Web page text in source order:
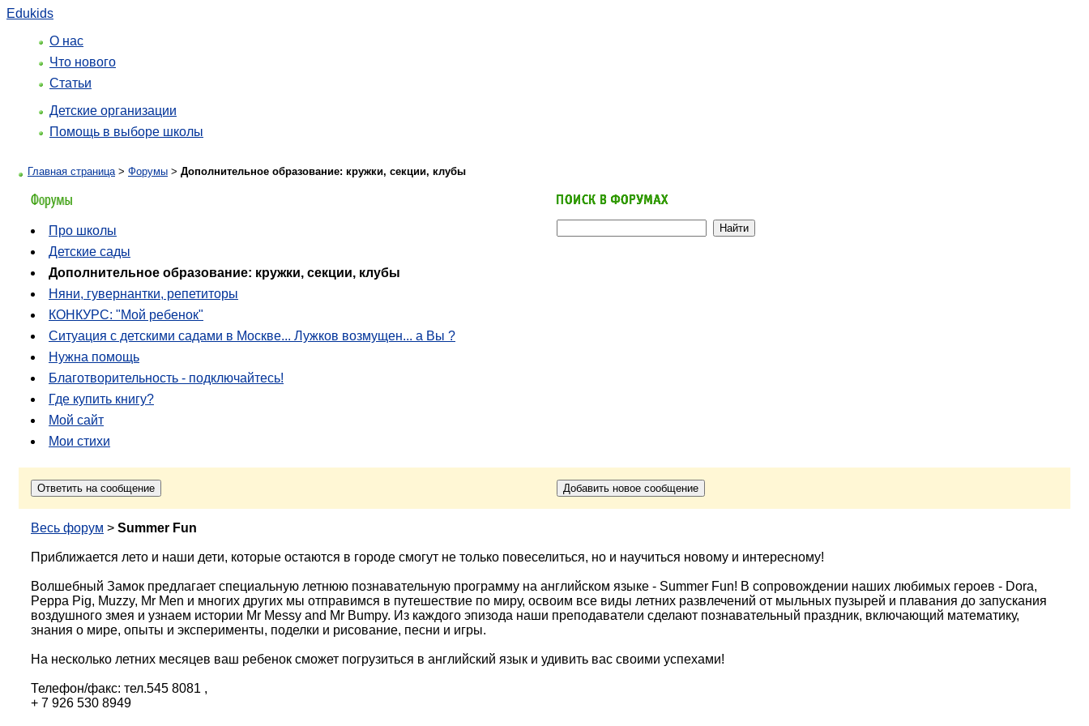
Edukids
О нас
Что нового
Статьи
Детские организации
Помощь в выборе школы
Главная страница> Форумы > Дополнительное образование: кружки, секции, клубы
Про школы
Детские сады
Дополнительное образование: кружки, секции, клубы
Няни, гувернантки, репетиторы
КОНКУРС: "Мой ребенок"
Ситуация с детскими садами в Москве... Лужков возмущен... а Вы ?
Нужна помощь
Благотворительность - подключайтесь!
Где купить книгу?
Мой сайт
Мои стихи
Весь форум > Summer Fun
Приближается лето и наши дети, которые остаются в городе смогут не только повеселиться, но и научиться новому и интересному!
Волшебный Замок предлагает специальную летнюю познавательную программу на английском языке - Summer Fun! В сопровождении наших любимых героев - Dora,
Peppa Pig, Muzzy, Mr Men и многих других мы отправимся в путешествие по миру, освоим все виды летних развлечений от мыльных пузырей и плавания до запускания
воздушного змея и узнаем истории Mr Messy and Mr Bumpy. Из каждого эпизода наши преподаватели сделают познавательный праздник, включающий математику,
знания о мире, опыты и эксперименты, поделки и рисование, песни и игры.
На несколько летних месяцев ваш ребенок сможет погрузиться в английский язык и удивить вас своими успехами!
Телефон/факс: тел.545 8081 ,
+ 7 926 530 8949